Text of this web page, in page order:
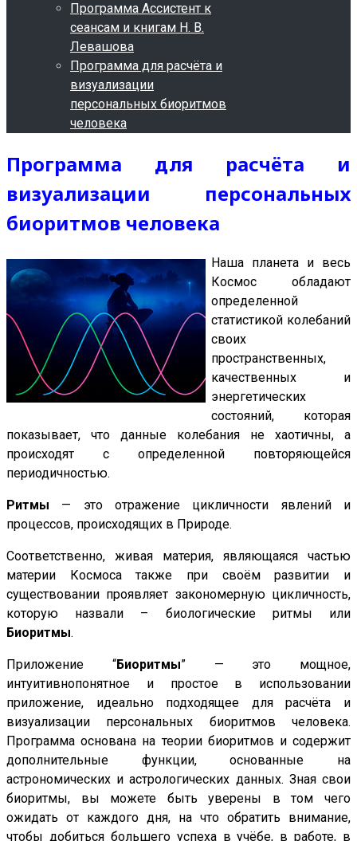
Программа Ассистент к
сеансам и книгам Н. В.
Левашова
Программа для расчёта и
визуализации
персональных биоритмов
человека
Программа для расчёта и
визуализации персональных
биоритмов человека
Наша планета и весь
Космос обладают
определенной
статистикой колебаний
своих
пространственных,
качественных и
энергетических
состояний, которая
показывает, что данные колебания не хаотичны, а
происходят с определенной повторяющейся
периодичностью.
Ритмы — это отражение цикличности явлений и
процессов, происходящих в Природе.
Соответственно, живая материя, являющаяся частью
материи Космоса также при своём развитии и
существовании проявляет закономерную цикличность,
которую назвали – биологические ритмы или
Биоритмы.
Приложение “Биоритмы” — это мощное,
интуитивнопонятное и простое в использовании
приложение, идеально подходящее для расчёта и
визуализации персональных биоритмов человека.
Программа основана на теории биоритмов и содержит
дополнительные функции, основанные на
астрономических и астрологических данных. Зная свои
биоритмы, вы можете быть уверены в том чего
ожидать от каждого дня, на что обратить внимание,
чтобы добиться большего успеха в учёбе, в работе, в